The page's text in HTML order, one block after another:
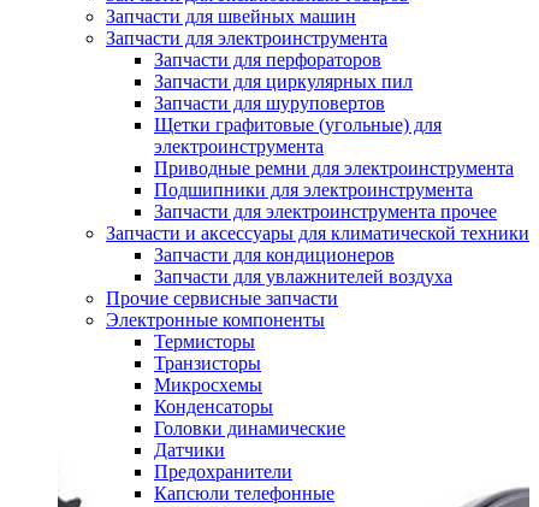
Запчасти для швейных машин
Запчасти для электроинструмента
Запчасти для перфораторов
Запчасти для циркулярных пил
Запчасти для шуруповертов
Щетки графитовые (угольные) для
электроинструмента
Приводные ремни для электроинструмента
Подшипники для электроинструмента
Запчасти для электроинструмента прочее
Запчасти и аксессуары для климатической техники
Запчасти для кондиционеров
Запчасти для увлажнителей воздуха
Прочие сервисные запчасти
Электронные компоненты
Термисторы
Транзисторы
Микросхемы
Конденсаторы
Головки динамические
Датчики
Предохранители
Капсюли телефонные